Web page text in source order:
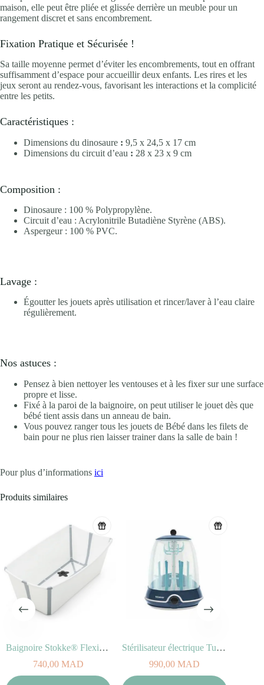
maison, elle peut être pliée et glissée derrière un meuble pour un
rangement discret et sans encombrement.
Fixation Pratique et Sécurisée !
Sa taille moyenne permet d’éviter les encombrements, tout en offrant
suffisamment d’espace pour accueillir deux enfants. Les rires et les
jeux seront au rendez-vous, favorisant les interactions et la complicité
entre les petits.
Caractéristiques :
Dimensions du dinosaure : 9,5 x 24,5 x 17 cm
Dimensions du circuit d’eau : 28 x 23 x 9 cm
Composition :
Dinosaure : 100 % Polypropylène.
Circuit d’eau : Acrylonitrile Butadiène Styrène (ABS).
Aspergeur : 100 % PVC.
Lavage :
Égoutter les jouets après utilisation et rincer/laver à l’eau claire
régulièrement.
Nos astuces :
Pensez à bien nettoyer les ventouses et à les fixer sur une surface
propre et lisse.
Fixé à la paroi de la baignoire, on peut utiliser le jouet dès que
bébé tient assis dans un anneau de bain.
Vous pouvez ranger tous les jouets de Bébé dans les filets de
bain pour ne plus rien laisser trainer dans la salle de bain !
Pour plus d’informations ici
Produits similaires
Baignoire Stokke® Flexi Bath® Blanc pour enfant
740,00MAD
Stérilisateur électrique Turbo vapeur(+)
990,00MAD